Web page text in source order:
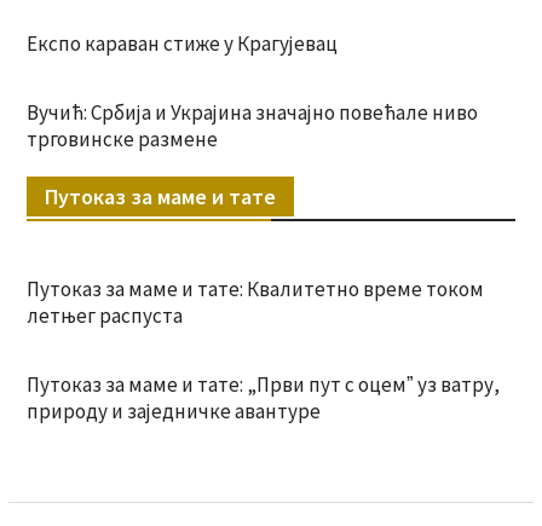
Експо караван стиже у Крагујевац
Вучић: Србија и Украјина значајно повећале ниво
трговинске размене
Путоказ за маме и тате
Путоказ за маме и тате: Квалитетно време током
летњег распуста
Путоказ за маме и тате: „Први пут с оцемˮ уз ватру,
природу и заједничке авантуре